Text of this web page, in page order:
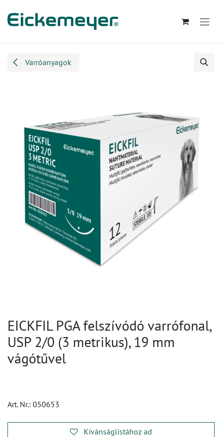
Varróanyagok
EICKFIL PGA felszívódó varrófonal,
USP 2/0 (3 metrikus), 19 mm
vágótűvel
Art. Nr.: 050653
Kívánságlistához ad